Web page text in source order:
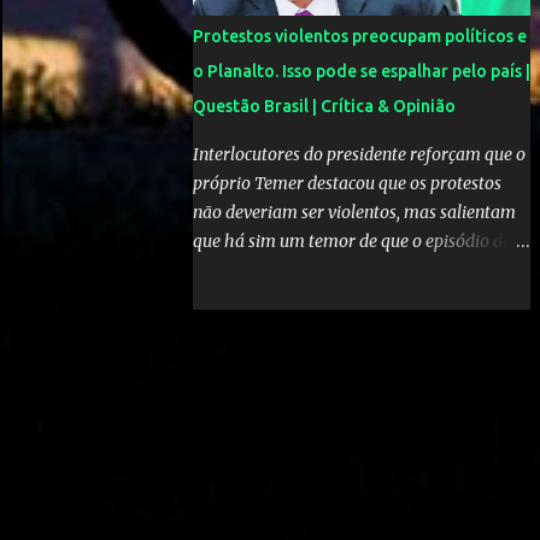
pagode e um show de Suel e do cantor
pernambucano Robinho, que aparecem num
registro no resort, e também de Anchietx. De
Mangaratiba, os cantores ainda seguiram
numa casa de show no bairro da Zona Oeste
do Rio. As moças foram convidadas por
Neymar através das redes sociais. O jogador
faz questão de pagar as estadias delas e
a mesma: não postar ou falar nada sobre.
Protestos violentos preocupam políticos e
o Planalto. Isso pode se espalhar pelo país |
Questão Brasil | Crítica & Opinião
Interlocutores do presidente reforçam que o
próprio Temer destacou que os protestos
não deveriam ser violentos, mas salientam
que há sim um temor de que o episódio de